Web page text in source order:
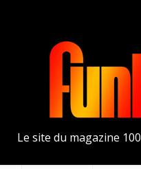
Le site du magazine